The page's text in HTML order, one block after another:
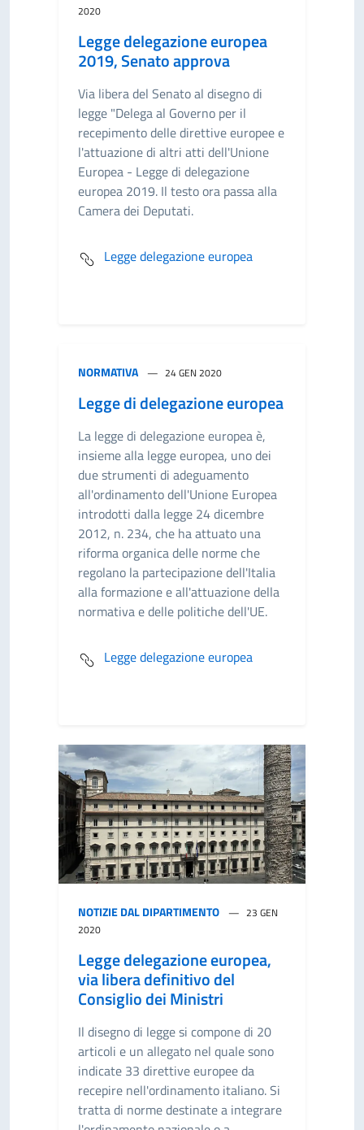
2020
Legge delegazione europea
2019, Senato approva
Via libera del Senato al disegno di
legge "Delega al Governo per il
recepimento delle direttive europee e
l'attuazione di altri atti dell'Unione
Europea - Legge di delegazione
europea 2019. Il testo ora passa alla
Camera dei Deputati.
Legge delegazione europea
NORMATIVA 24 GEN 2020
Legge di delegazione europea
La legge di delegazione europea è,
insieme alla legge europea, uno dei
due strumenti di adeguamento
all'ordinamento dell'Unione Europea
introdotti dalla legge 24 dicembre
2012, n. 234, che ha attuato una
riforma organica delle norme che
regolano la partecipazione dell'Italia
alla formazione e all'attuazione della
normativa e delle politiche dell'UE.
Legge delegazione europea
NOTIZIE DAL DIPARTIMENTO
23 GEN
2020
Legge delegazione europea,
via libera definitivo del
Consiglio dei Ministri
Il disegno di legge si compone di 20
articoli e un allegato nel quale sono
indicate 33 direttive europee da
recepire nell'ordinamento italiano. Si
tratta di norme destinate a integrare